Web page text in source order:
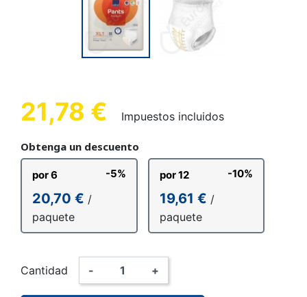
21,78 € Impuestos incluidos
Obtenga un descuento
por 6 -5%
20,70 € /
paquete
por 12 -10%
19,61 € /
paquete
Cantidad - +